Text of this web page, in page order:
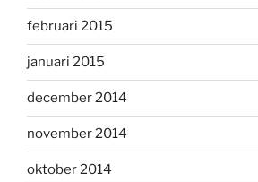
februari 2015
januari 2015
december 2014
november 2014
oktober 2014